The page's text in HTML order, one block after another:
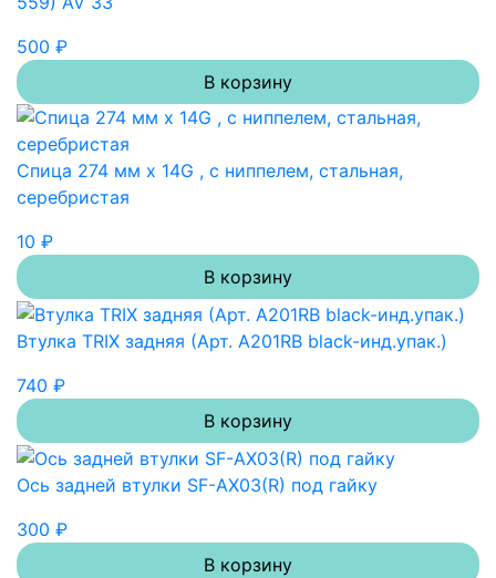
500 ₽
В корзину
Спица 274 мм x 14G , с ниппелем, стальная,
серебристая
10 ₽
В корзину
Втулка TRIX задняя (Арт. A201RB black-инд.упак.)
740 ₽
В корзину
Ось задней втулки SF-AX03(R) под гайку
300 ₽
В корзину